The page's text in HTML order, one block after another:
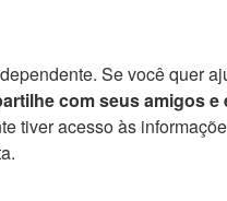
Se você quer
com seus amigos
tiver acesso às